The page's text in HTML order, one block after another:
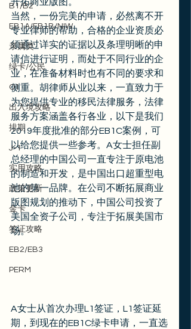
B1/B2
EB1A/EB1B/NIW
亲属类
绿卡/公民
O1
出入境攻略
排期
J-1
实用攻略
政策更新
金卡
签证攻略
EB2/EB3
PERM
当然，一份完美的申请，必然离不开
专业律师的帮助，合格的企业资质必
须通过详实的证据以及条理明晰的申
请信进行证明，而处于不同行业的企
业，在准备材料时也有不同的要求和
侧重。胡律师从业以来，一直致力于
为您提供专业的移民法律服务，法律
服务方案涵盖各行各业，以下是我们
2019年度批准的部分EB1C案例，可
以给您提供一些参考。A女士担任副
总经理的中国公司一直专注于原电池
的制造和开发，是中国出口超重型电
池的第一品牌。在公司不断拓展商业
版图规划的推动下，中国公司投资了
美国全资子公司，专注于拓展美国市
场。
A女士从首次办理L1签证，L1签证延
期，到现在的EB1C绿卡申请，一直选